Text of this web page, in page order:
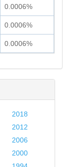
0.0006%
0.0006%
0.0006%
2018
2012
2006
2000